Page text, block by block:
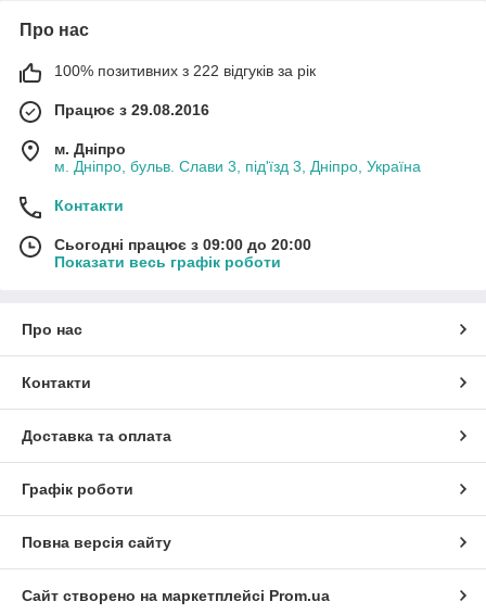
Про нас
100% позитивних з 222 відгуків за рік
Працює з 29.08.2016
м. Дніпро
м. Дніпро, бульв. Слави 3, під'їзд 3, Дніпро, Україна
Контакти
Сьогодні працює з 09:00 до 20:00
Показати весь графік роботи
Про нас
Контакти
Доставка та оплата
Графік роботи
Повна версія сайту
Сайт створено на маркетплейсі Prom.ua